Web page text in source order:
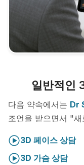
일반적인
다음 약속에서는 Dr
조언을 받으면서 "
3D 페이스 상담
3D 가슴 상담